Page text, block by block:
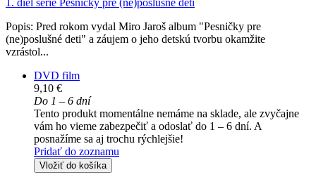
1. diel série Pesničky pre (ne)poslušné deti
Popis: Pred rokom vydal Miro Jaroš album "Pesničky pre
(ne)poslušné deti" a záujem o jeho detskú tvorbu okamžite
vzrástol...
DVD film
9,10 €
Do 1 – 6 dní
Tento produkt momentálne nemáme na sklade, ale zvyčajne
vám ho vieme zabezpečiť a odoslať do 1 – 6 dní. A
posnažíme sa aj trochu rýchlejšie!
Pridať do zoznamu
Vložiť do košíka